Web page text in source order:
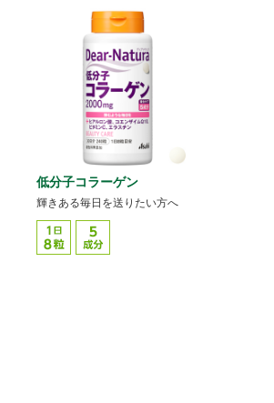
低分子コラーゲン
輝きある毎日を送りたい方へ